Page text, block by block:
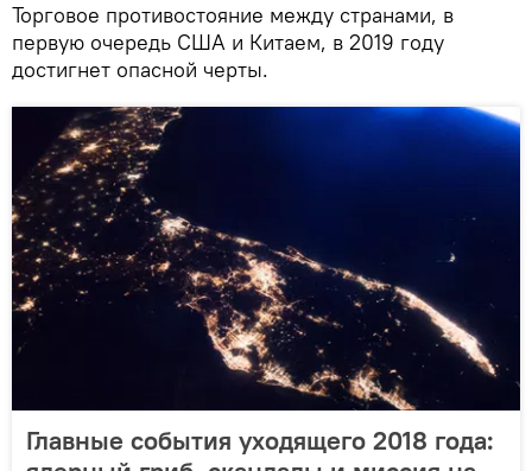
Торговое противостояние между странами, в
первую очередь США и Китаем, в 2019 году
достигнет опасной черты.
Главные события уходящего 2018 года: